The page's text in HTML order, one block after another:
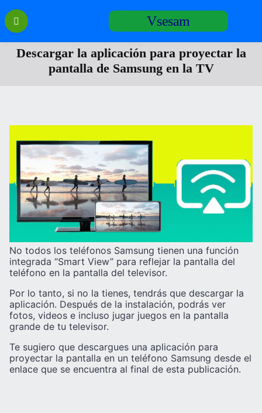
Перейти
содержанию
Vsesam
Descargar la aplicación para proyectar la
pantalla de Samsung en la TV
No todos los teléfonos Samsung tienen una función
integrada “Smart View” para reflejar la pantalla del
teléfono en la pantalla del televisor.
Por lo tanto, si no la tienes, tendrás que descargar la
aplicación. Después de la instalación, podrás ver
fotos, videos e incluso jugar juegos en la pantalla
grande de tu televisor.
Te sugiero que descargues una aplicación para
proyectar la pantalla en un teléfono Samsung desde el
enlace que se encuentra al final de esta publicación.